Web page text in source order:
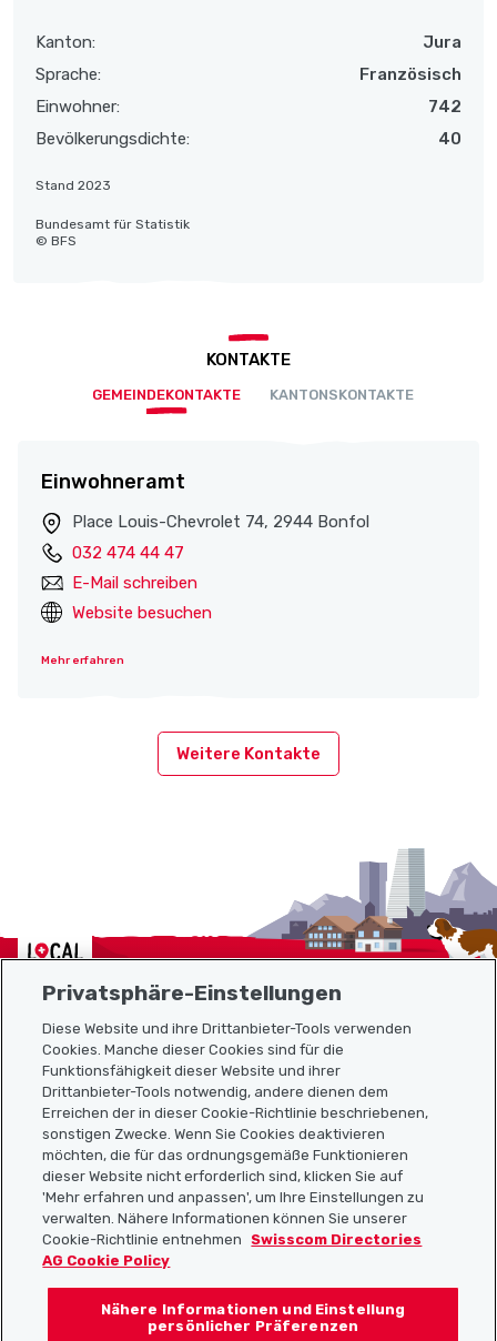
Kanton:
Jura
Sprache:
Französisch
Einwohner:
742
Bevölkerungsdichte:
40
Stand 2023
Bundesamt für Statistik
© BFS
KONTAKTE
GEMEINDEKONTAKTE KANTONSKONTAKTE
Einwohneramt
Place Louis-Chevrolet 74, 2944 Bonfol
032 474 44 47
E-Mail schreiben
Website besuchen
Mehr erfahren
Weitere Kontakte
Localcities
Sitemap
Nützliche Links
Localcities App herunterladen
Privatsphäre-Einstellungen
Diese Website und ihre Drittanbieter-Tools verwenden
Cookies. Manche dieser Cookies sind für die
Funktionsfähigkeit dieser Website und ihrer
Drittanbieter-Tools notwendig, andere dienen dem
Erreichen der in dieser Cookie-Richtlinie beschriebenen,
sonstigen Zwecke. Wenn Sie Cookies deaktivieren
möchten, die für das ordnungsgemäße Funktionieren
dieser Website nicht erforderlich sind, klicken Sie auf
'Mehr erfahren und anpassen', um Ihre Einstellungen zu
verwalten. Nähere Informationen können Sie unserer
Cookie-Richtlinie entnehmen
Swisscom Directories
AG Cookie Policy
Nähere Informationen und Einstellung
persönlicher Präferenzen